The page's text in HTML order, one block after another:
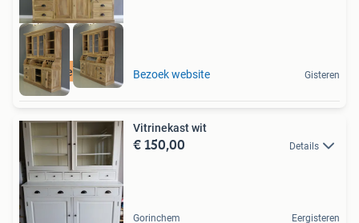
Direct leverbaar Bezoek website Gisteren
Vitrinekast wit
€ 150,00 Details
Gorinchem Eergisteren